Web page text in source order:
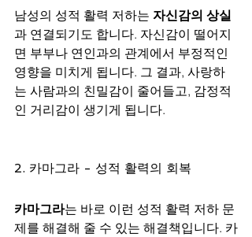
남성의 성적 활력 저하는 자신감의 상실
과 연결되기도 합니다. 자신감이 떨어지
면 부부나 연인과의 관계에서 부정적인
영향을 미치게 됩니다. 그 결과, 사랑하
는 사람과의 친밀감이 줄어들고, 감정적
인 거리감이 생기게 됩니다.
2. 카마그라 - 성적 활력의 회복
카마그라는 바로 이런 성적 활력 저하 문
제를 해결해 줄 수 있는 해결책입니다. 카